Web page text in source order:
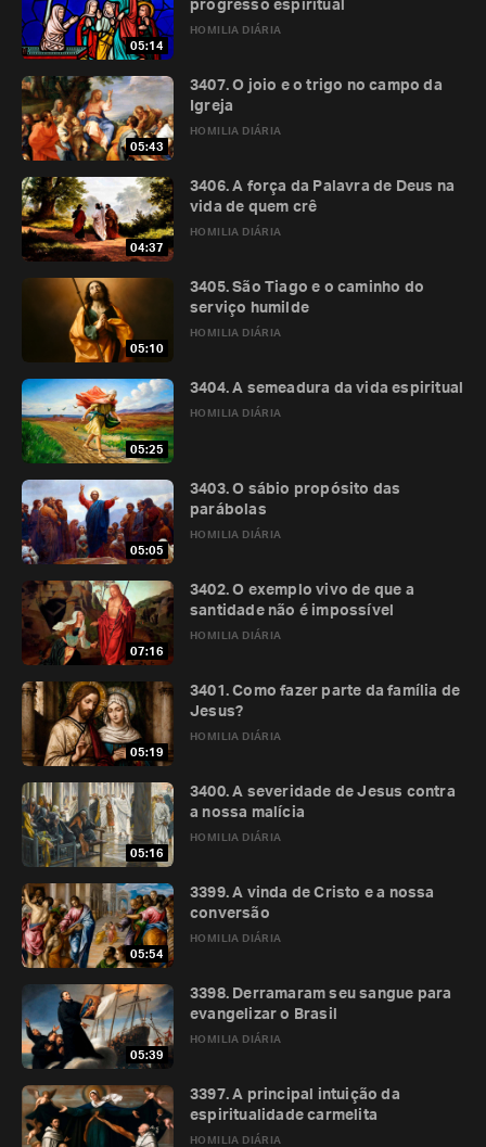
05:14
HOMILIA DIÁRIA
progresso espiritual
05:43
HOMILIA DIÁRIA
3407. O joio e o trigo no campo da
Igreja
04:37
HOMILIA DIÁRIA
3406. A força da Palavra de Deus na
vida de quem crê
05:10
HOMILIA DIÁRIA
3405. São Tiago e o caminho do
serviço humilde
05:25
HOMILIA DIÁRIA
3404. A semeadura da vida espiritual
05:05
HOMILIA DIÁRIA
3403. O sábio propósito das
parábolas
07:16
HOMILIA DIÁRIA
3402. O exemplo vivo de que a
santidade não é impossível
05:19
HOMILIA DIÁRIA
3401. Como fazer parte da família de
Jesus?
05:16
HOMILIA DIÁRIA
3400. A severidade de Jesus contra
a nossa malícia
05:54
HOMILIA DIÁRIA
3399. A vinda de Cristo e a nossa
conversão
05:39
HOMILIA DIÁRIA
3398. Derramaram seu sangue para
evangelizar o Brasil
HOMILIA DIÁRIA
3397. A principal intuição da
espiritualidade carmelita